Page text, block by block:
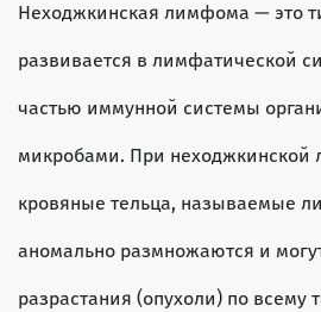
Неходжкинская лимфома — это
развивается в лимфатической
частью иммунной системы
микробами. При
кровяные тельца, называемые
аномально размножаются и
разрастания (опухоли) по всему